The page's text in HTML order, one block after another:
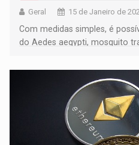
Geral 15 de Janeiro de
Com medidas simples, é
do Aedes aegypti, mosquito